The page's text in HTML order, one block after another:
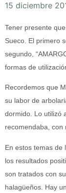
15 diciembre
Tener presente
Sueco. El primero
segundo,
formas de
Recordemos que
su labor de
dormido. Lo utilizó
recomendaba, con
En estos temas de
los resultados
son tratados con
halagüeños. Hay